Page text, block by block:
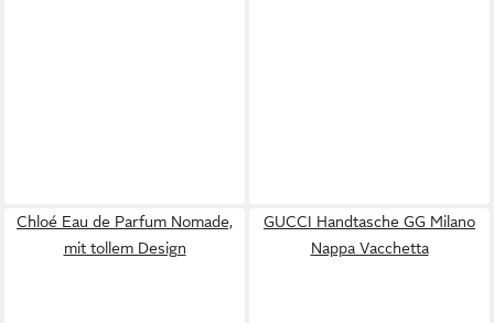
Chloé Eau de Parfum Nomade,
mit tollem Design
GUCCI Handtasche GG Milano
Nappa Vacchetta